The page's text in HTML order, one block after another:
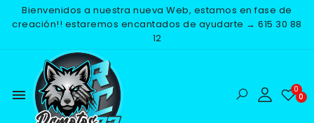
Bienvenidos a nuestra nueva Web, estamos en fase de
creación!! estaremos encantados de ayudarte → 615 30 88
12
menu